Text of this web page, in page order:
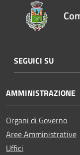
SEGUICI SU
AMMINISTRAZIONE
Organi di Governo
Aree Amministrative
Uffici